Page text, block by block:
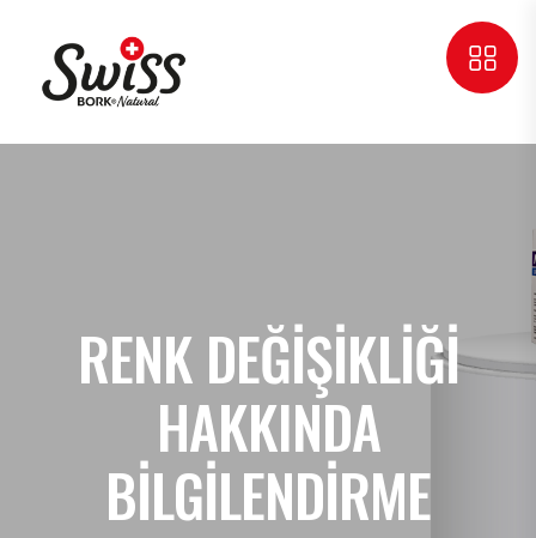
RENK DEĞIŞIKLIĞI
HAKKINDA
BILGILENDIRME